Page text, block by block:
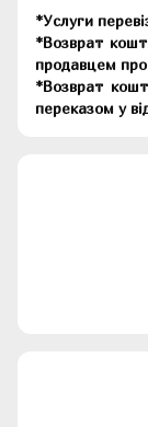
*Услуги
*Возврат
продавцем
*Возврат
переказом у